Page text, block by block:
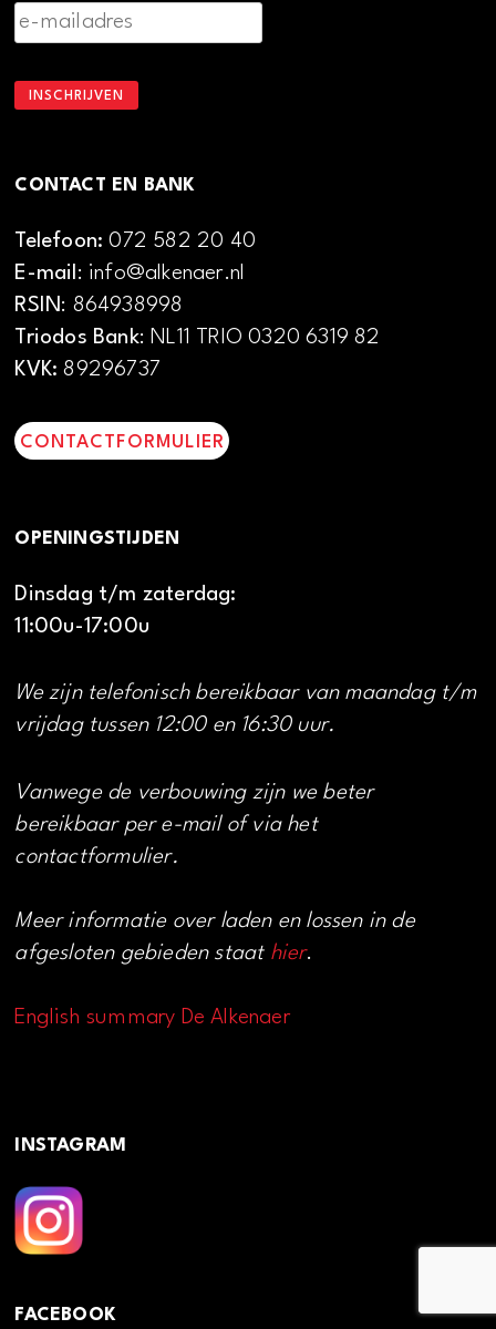
CONTACT EN BANK
Telefoon:072 582 20 40
E-mail: info@alkenaer.nl
RSIN: 864938998
Triodos Bank: NL11 TRIO 0320 6319 82
KVK: 89296737
CONTACTFORMULIER
OPENINGSTIJDEN
Dinsdag t/m zaterdag:
11:00u-17:00u
We zijn telefonisch bereikbaar van maandag t/m
vrijdag tussen 12:00 en 16:30 uur.
Vanwege de verbouwing zijn we beter
bereikbaar per e-mail of via het
contactformulier.
Meer informatie over laden en lossen in de
afgesloten gebieden staat hier.
English summary De Alkenaer
INSTAGRAM
FACEBOOK